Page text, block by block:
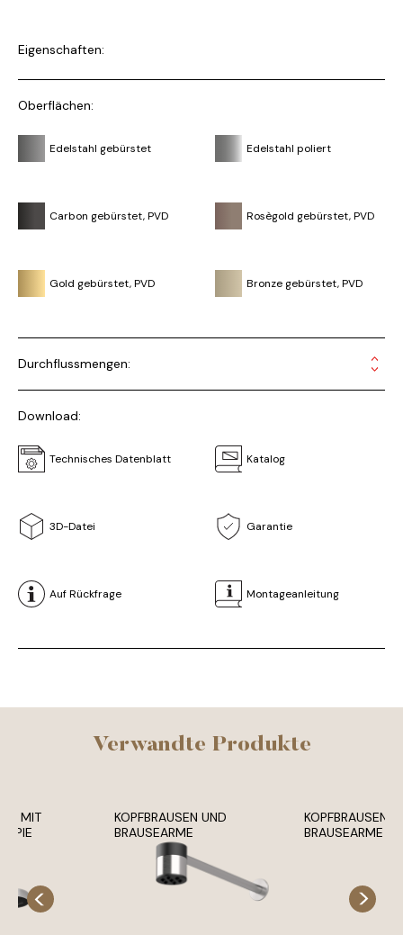
Eigenschaften:
Oberflächen:
Edelstahl gebürstet Edelstahl poliert
Carbon gebürstet, PVD Rosègold gebürstet, PVD
Gold gebürstet, PVD Bronze gebürstet, PVD
Durchflussmengen:
Download:
Technisches Datenblatt Katalog
3D-Datei Garantie
Auf Rückfrage Montageanleitung
Verwandte Produkte
MIT
KOPFBRAUSEN UND
BRAUSEARME
KOPFBRAUSEN
BRAUSEARME